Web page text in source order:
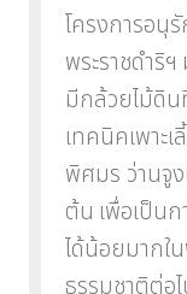
โครงการอนุ
พระราชดำริฯ
มีกล้วยไม้ดิ
เทคนิคเพาะ
พิศมร ว่านจู
ต้น เพื่อเป็น
ได้น้อยมากใ
ธรรมชาติต่อ